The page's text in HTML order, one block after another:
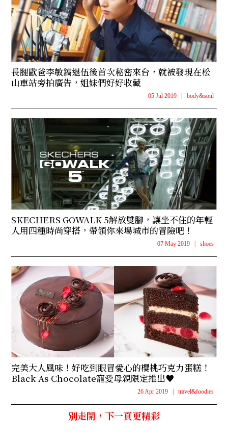
長腿歐爸李敏鎬退伍後首次秘密來台，就被發現在松
山車站旁拍廣告，姐妹們好好收藏
05 Jul 2019 body&soul
SKECHERS GOWALK 5解放雙腳，讓坐不住的年輕
人用四種時尚穿搭，帶領你來場城市的冒險吧！
07 May 2019 shoes
完美大人風味！好吃到眼冒愛心的櫻桃巧克力蛋糕！
Black As Chocolate寵愛母親限定推出♥
26 Apr 2019 travel&foodies
別走開，下一頁更精彩